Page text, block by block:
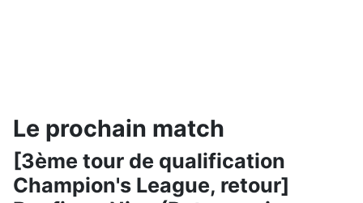
Le prochain match
[3ème tour de qualification
Champion's League, retour]